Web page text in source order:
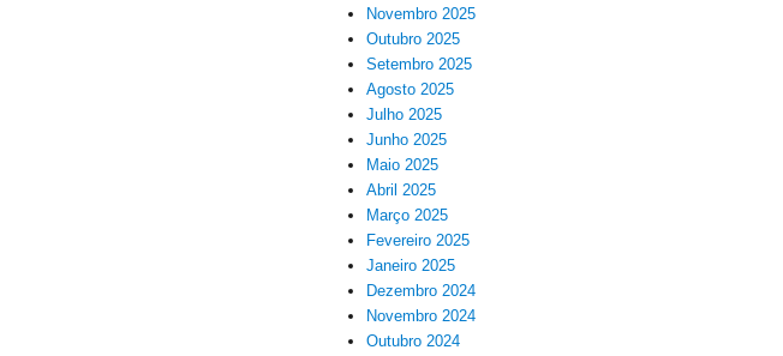
Novembro 2025
Outubro 2025
Setembro 2025
Agosto 2025
Julho 2025
Junho 2025
Maio 2025
Abril 2025
Março 2025
Fevereiro 2025
Janeiro 2025
Dezembro 2024
Novembro 2024
Outubro 2024